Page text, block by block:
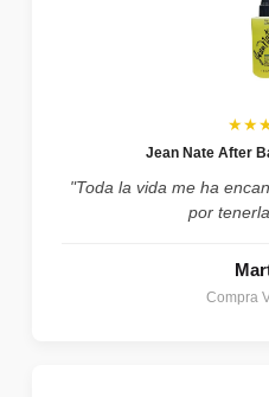
Jean Nate After
"Toda la vida me ha
por
Compra